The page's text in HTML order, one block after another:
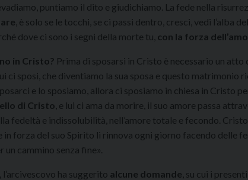
puntiamo il dito e giudichiamo. La fede nella
, è solo se le tocchi, se ci passi dentro, cresci, vedi l’alba
dove ci sono i segni della morte tu, con la forza
in Cristo? Prima di sposarsi in Cristo è necessario un atto
ci sposi, che diventiamo la sua sposa e questo matrimonio
e lo sposiamo, allora ci sposiamo in chiesa in Cristo
di Cristo , e lui ci ama da morire, il suo amore passa
fedeltà e indissolubilità, nell’amore totale e fecondo.
in forza del suo Spirito li rinnova ogni giorno facendo delle
cammino senza fine».
ha suggerito alcune domande , su cui i